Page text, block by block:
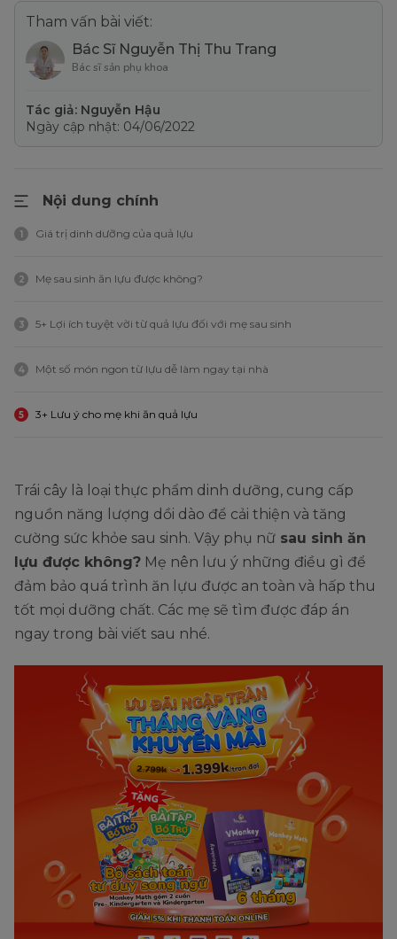
Tham vấn bài viết:
Bác Sĩ Nguyễn Thị Thu Trang
Bác sĩ sản phụ khoa
Tác giả: Nguyễn Hậu
Ngày cập nhật: 04/06/2022
Nội dung chính
1 Giá trị dinh dưỡng của quả lựu
2 Mẹ sau sinh ăn lựu được không?
3 5+ Lợi ích tuyệt vời từ quả lựu đối với mẹ sau sinh
4 Một số món ngon từ lựu dễ làm ngay tại nhà
5 3+ Lưu ý cho mẹ khi ăn quả lựu
Trái cây là loại thực phẩm dinh dưỡng, cung cấp
nguồn năng lượng dồi dào để cải thiện và tăng
cường sức khỏe sau sinh. Vậy phụ nữ sau sinh ăn
lựu được không? Mẹ nên lưu ý những điều gì để
đảm bảo quá trình ăn lựu được an toàn và hấp thu
tốt mọi dưỡng chất. Các mẹ sẽ tìm được đáp án
ngay trong bài viết sau nhé.